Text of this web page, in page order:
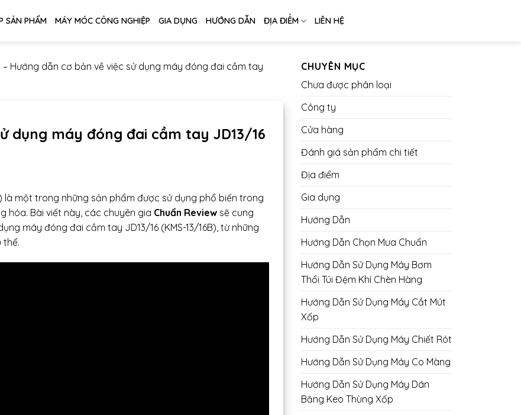
SẢN PHẨM MÁY MÓC CÔNG NGHIỆP GIA DỤNG HƯỚNG DẪN ĐỊA ĐIỂM LIÊN HỆ
– Hướng dẫn cơ bản về việc sử dụng máy đóng đai cầm tay
dụng máy đóng đai cầm tay JD13/16
là một trong những sản phẩm được sử dụng phổ biến trong
hóa. Bài viết này, các chuyên gia Chuẩn Review sẽ cung
máy đóng đai cầm tay JD13/16 (KMS-13/16B), từ những
thể.
CHUYÊN MỤC
Chưa được phân loại
Công ty
Cửa hàng
Đánh giá sản phẩm chi tiết
Địa điểm
Gia dụng
Hướng Dẫn
Hướng Dẫn Chọn Mua Chuẩn
Hướng Dẫn Sử Dụng Máy Bơm
Thổi Túi Đệm Khí Chèn Hàng
Hướng Dẫn Sử Dụng Máy Cắt Mút
Xốp
Hướng Dẫn Sử Dụng Máy Chiết Rót
Hướng Dẫn Sử Dụng Máy Co Màng
Hướng Dẫn Sử Dụng Máy Dán
Băng Keo Thùng Xốp